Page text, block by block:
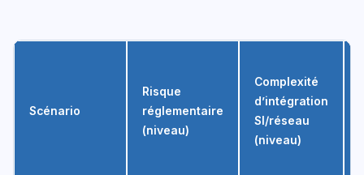
Scénario
Risque
réglementaire
(niveau)
Complexité
d’intégration
SI/réseau
(niveau)